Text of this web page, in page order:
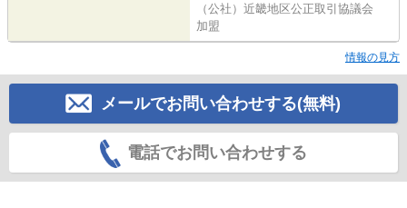
（公社）近畿地区公正取引協議会
加盟
情報の見方
メールでお問い合わせする(無料)
電話でお問い合わせする